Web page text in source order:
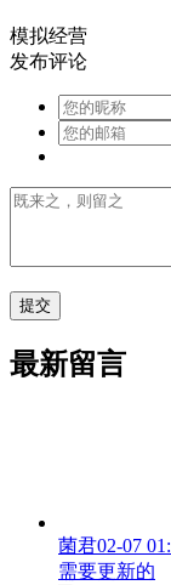
模拟经营
发布评论
最新留言
菌君02-07
需要更新的